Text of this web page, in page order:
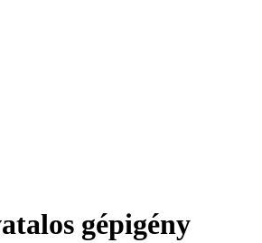
gépigény